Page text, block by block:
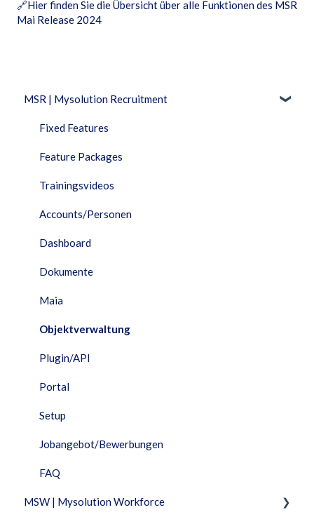
🔗Hier finden Sie die Übersicht über alle Funktionen des MSR
Mai Release 2024
MSR | Mysolution Recruitment
Fixed Features
Feature Packages
Trainingsvideos
Accounts/Personen
Dashboard
Dokumente
Maia
Objektverwaltung
Plugin/API
Portal
Setup
Jobangebot/Bewerbungen
FAQ
MSW | Mysolution Workforce